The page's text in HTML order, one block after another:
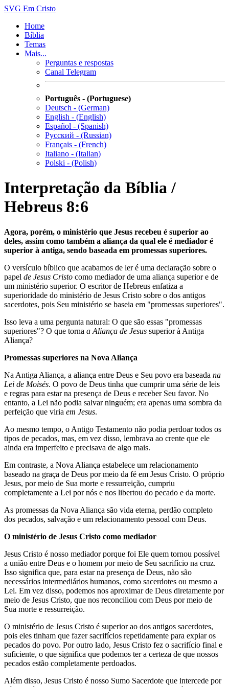
SVG Em Cristo
Home
Bíblia
Temas
Mais...
Perguntas e respostas
Canal Telegram
Português - (Portuguese)
Deutsch - (German)
English - (English)
Español - (Spanish)
Русский - (Russian)
Français - (French)
Italiano - (Italian)
Polski - (Polish)
Interpretação da Bíblia /
Hebreus 8:6
Agora, porém, o ministério que Jesus recebeu é superior ao
deles, assim como também a aliança da qual ele é mediador é
superior à antiga, sendo baseada em promessas superiores.
O versículo bíblico que acabamos de ler é uma declaração sobre o
papel de Jesus Cristo como mediador de uma aliança superior e de
um ministério superior. O escritor de Hebreus enfatiza a
superioridade do ministério de Jesus Cristo sobre o dos antigos
sacerdotes, pois Seu ministério se baseia em "promessas superiores".
Isso leva a uma pergunta natural: O que são essas "promessas
superiores"? O que torna a Aliança de Jesus superior à Antiga
Aliança?
Promessas superiores na Nova Aliança
Na Antiga Aliança, a aliança entre Deus e Seu povo era baseada na
Lei de Moisés. O povo de Deus tinha que cumprir uma série de leis
e regras para estar na presença de Deus e receber Seu favor. No
entanto, a Lei não podia salvar ninguém; era apenas uma sombra da
perfeição que viria em Jesus.
Ao mesmo tempo, o Antigo Testamento não podia perdoar todos os
tipos de pecados, mas, em vez disso, lembrava ao crente que ele
ainda era imperfeito e precisava de algo mais.
Em contraste, a Nova Aliança estabelece um relacionamento
baseado na graça de Deus por meio da fé em Jesus Cristo. O próprio
Jesus, por meio de Sua morte e ressurreição, cumpriu
completamente a Lei por nós e nos libertou do pecado e da morte.
As promessas da Nova Aliança são vida eterna, perdão completo
dos pecados, salvação e um relacionamento pessoal com Deus.
O ministério de Jesus Cristo como mediador
Jesus Cristo é nosso mediador porque foi Ele quem tornou possível
a união entre Deus e o homem por meio de Seu sacrifício na cruz.
Isso significa que, para estar na presença de Deus, não são
necessários intermediários humanos, como sacerdotes ou mesmo a
Lei. Em vez disso, podemos nos aproximar de Deus diretamente por
meio de Jesus Cristo, que nos reconciliou com Deus por meio de
Sua morte e ressurreição.
O ministério de Jesus Cristo é superior ao dos antigos sacerdotes,
pois eles tinham que fazer sacrifícios repetidamente para expiar os
pecados do povo. Por outro lado, Jesus Cristo fez o sacrifício final e
suficiente, o que significa que podemos ter a certeza de que nossos
pecados estão completamente perdoados.
Além disso, Jesus Cristo é nosso Sumo Sacerdote que intercede por